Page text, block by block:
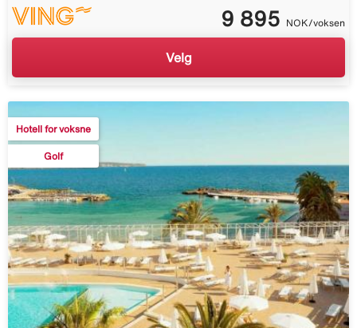
9 895 NOK/voksen
Velg
Hotell for voksne
Golf